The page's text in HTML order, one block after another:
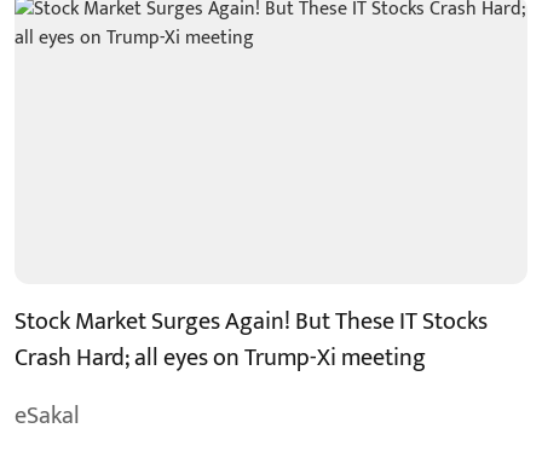
Stock Market Surges Again! But These IT Stocks
Crash Hard; all eyes on Trump-Xi meeting
eSakal